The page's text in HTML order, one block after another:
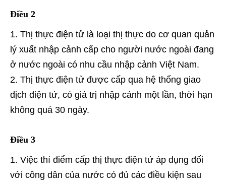
Điều 2
Thị thực điện tử là loại thị thực do cơ quan quản
lý xuất nhập cảnh cấp cho người nước ngoài đang
ở nước ngoài có nhu cầu nhập cảnh Việt Nam.
Thị thực điện tử được cấp qua hệ thống giao
dịch điện tử, có giá trị nhập cảnh một lần, thời hạn
không quá 30 ngày.
Điều 3
Việc thí điểm cấp thị thực điện tử áp dụng đối
với công dân của nước có đủ các điều kiện sau